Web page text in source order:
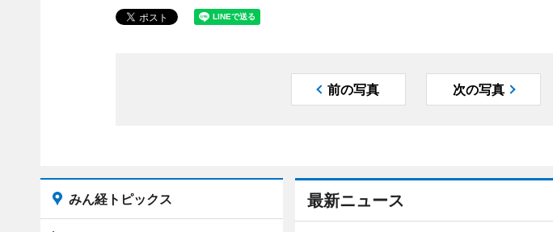
前の写真 次の写真
最新ニュース
みん経トピックス